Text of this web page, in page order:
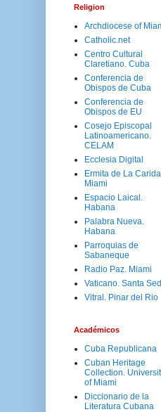
Religion
Archdiocese of
Catholic.net
Centro Cultural
Claretiano. Cuba
Conferencia de
Obispos de Cuba
Conferencia de
Obispos de EU
Cosejo Episcopal
Latinoamericano.
CELAM
Ecclesia Digital
Ermita de La
Miami
Espacio Laical.
Habana
Palabra Nueva.
Habana
Parroquias de
Sabaneque
Radio Paz. Miami
Vaticano. Santa
Vitral. Pinar del Rio
Académicos
Cuba Republicana
Cuban Heritage
Collection.
of Miami
Diccionario de la
Literatura Cubana